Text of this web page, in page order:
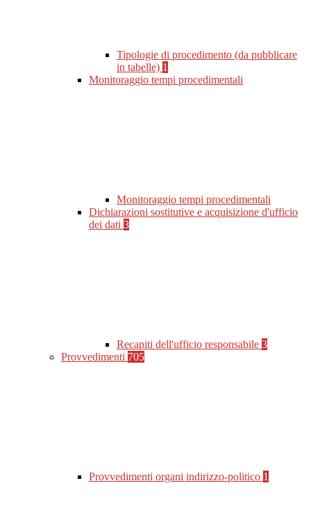
Tipologie di procedimento (da pubblicare
in tabelle) 1
Monitoraggio tempi procedimentali
Monitoraggio tempi procedimentali
Dichiarazioni sostitutive e acquisizione d'ufficio
dei dati 3
Recapiti dell'ufficio responsabile 3
Provvedimenti 705
Provvedimenti organi indirizzo-politico 1